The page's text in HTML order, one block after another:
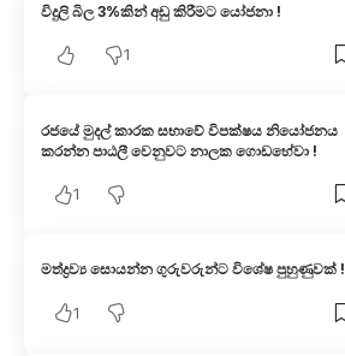
විදුලි බිල 3%කින් අඩු කිරීමට යෝජනා !
1
රජයේ මුදල් කාරක සභාවේ විපක්ෂය නියෝජනය
කරන්න පාඨලී වෙනුවට නාලක ගොඩහේවා !
1
මත්ද්‍රව්‍ය සොයන්න ගුරුවරුන්ට විශේෂ පුහුණුවක් !
1